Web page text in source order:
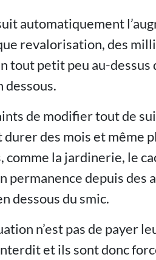
automatiquement
revalorisation, des
petit peu au-dessus
dessous.
de modifier tout de
des mois et même
la jardinerie, le
depuis des
dessous du smic.
n’est pas de payer
et ils sont donc